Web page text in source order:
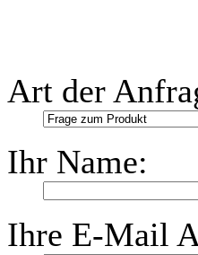
Art der
Ihr Name:
Ihre E-Mail